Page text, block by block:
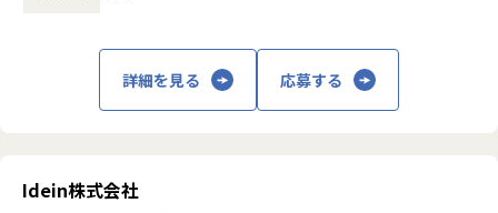
また、次世代モビリティ分野に活用する機械学習技術の開発
※本ポジションは、受託開発事業を主に行うAI開発部のエン
ジニア募集です。
詳細を見る 応募する
Idein株式会社